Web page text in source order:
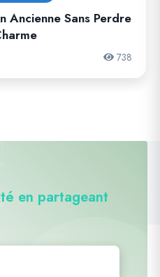
Ancienne Sans Perdre
738
en partageant